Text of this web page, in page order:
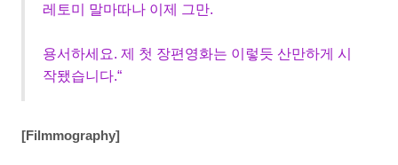
레토미 말마따나 이제 그만.
용서하세요. 제 첫 장편영화는 이렇듯 산만하게 시
작됐습니다.“
[Filmmography]